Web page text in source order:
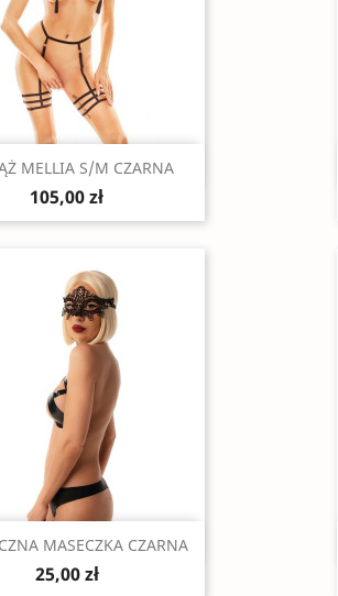
Szybki podgląd
MELLIA S/M CZARNA
105,00 zł
Szybki podgląd
MASECZKA CZARNA
25,00 zł